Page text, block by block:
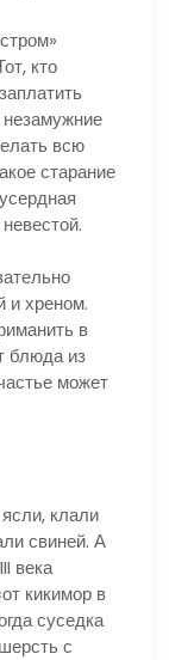
кто
всю
старание
и хреном.
в
блюда из
может
клали
свиней. А
века
кикимор в
суседка
с